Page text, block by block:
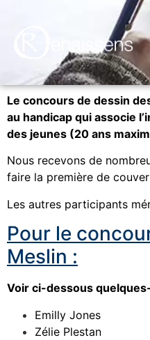
Le concours de dessin
au handicap qui associe
des jeunes (20 ans
Nous recevons de
faire la première de
Les autres participants
Pour le
Meslin :
Voir ci-dessous
Emilly Jones
Zélie Plestan